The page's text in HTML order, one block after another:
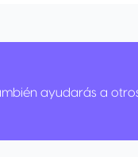
ayudarás a